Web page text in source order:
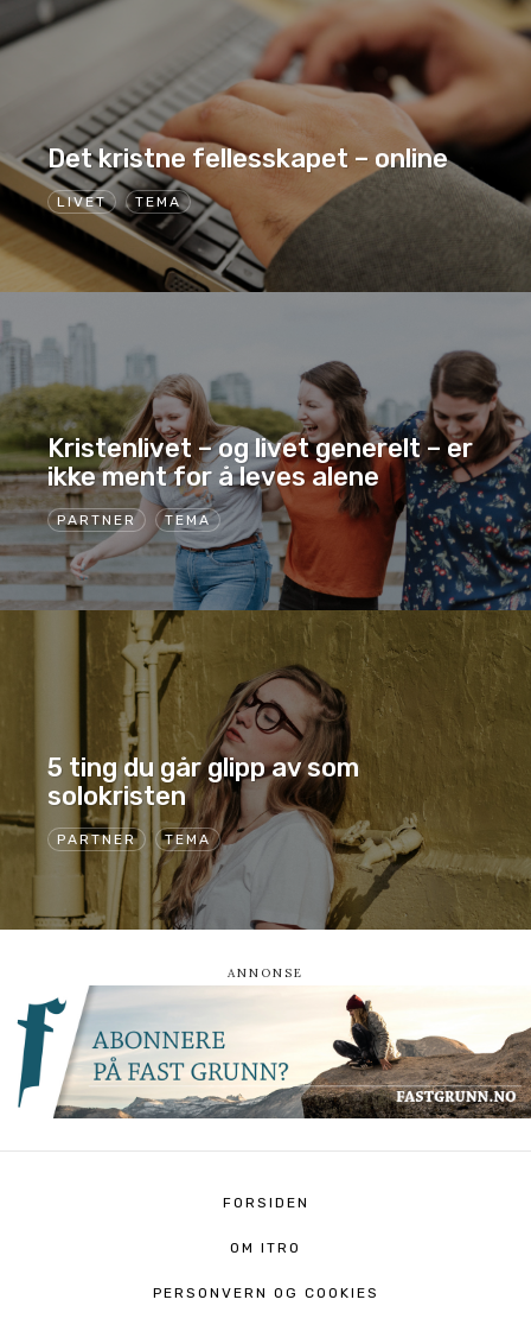
LIVET TEMA
Det kristne fellesskapet – online
PARTNER TEMA
Kristenlivet – og livet generelt – er
ikke ment for å leves alene
PARTNER TEMA
5 ting du går glipp av som
solokristen
FORSIDEN
OM ITRO
PERSONVERN OG COOKIES